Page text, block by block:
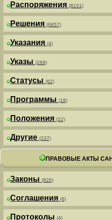
Распоряжения (8151)
Решения (6857)
Указания (4)
Указы (269)
Статусы (62)
Программы (18)
Положения (22)
Другие (237)
ПРАВОВЫЕ АКТЫ
Законы (826)
Соглашения (6)
Протоколы (4)